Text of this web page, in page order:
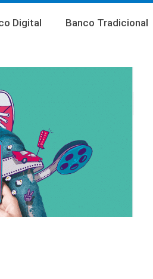
Digital Banco Tradicional